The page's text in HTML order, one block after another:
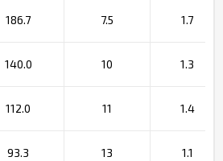
186.7 7.5 1.7
140.0 10 1.3
112.0 11 1.4
93.3 13 1.1